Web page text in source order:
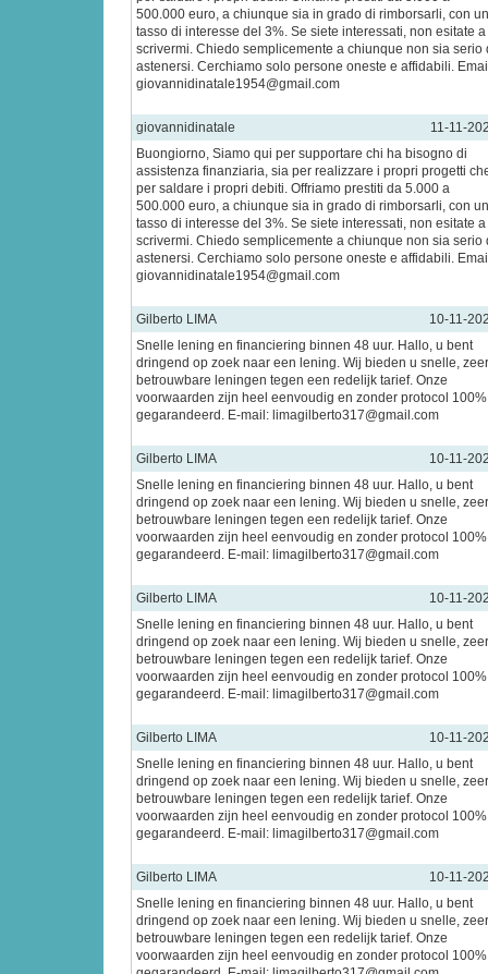
500.000 euro, a chiunque sia in grado di rimborsarli, con un
tasso di interesse del 3%. Se siete interessati, non esitate a
scrivermi. Chiedo semplicemente a chiunque non sia serio
astenersi. Cerchiamo solo persone oneste e affidabili.
giovannidinatale1954@gmail.com
giovannidinatale
11-11-
Buongiorno, Siamo qui per supportare chi ha bisogno di
assistenza finanziaria, sia per realizzare i propri progetti
per saldare i propri debiti. Offriamo prestiti da 5.000 a
500.000 euro, a chiunque sia in grado di rimborsarli, con un
tasso di interesse del 3%. Se siete interessati, non esitate a
scrivermi. Chiedo semplicemente a chiunque non sia serio
astenersi. Cerchiamo solo persone oneste e affidabili.
giovannidinatale1954@gmail.com
Gilberto LIMA
10-11-
Snelle lening en financiering binnen 48 uur. Hallo, u bent
dringend op zoek naar een lening. Wij bieden u snelle, zeer
betrouwbare leningen tegen een redelijk tarief. Onze
voorwaarden zijn heel eenvoudig en zonder protocol 100%
gegarandeerd. E-mail: limagilberto317@gmail.com
Gilberto LIMA
10-11-
Snelle lening en financiering binnen 48 uur. Hallo, u bent
dringend op zoek naar een lening. Wij bieden u snelle, zeer
betrouwbare leningen tegen een redelijk tarief. Onze
voorwaarden zijn heel eenvoudig en zonder protocol 100%
gegarandeerd. E-mail: limagilberto317@gmail.com
Gilberto LIMA
10-11-
Snelle lening en financiering binnen 48 uur. Hallo, u bent
dringend op zoek naar een lening. Wij bieden u snelle, zeer
betrouwbare leningen tegen een redelijk tarief. Onze
voorwaarden zijn heel eenvoudig en zonder protocol 100%
gegarandeerd. E-mail: limagilberto317@gmail.com
Gilberto LIMA
10-11-
Snelle lening en financiering binnen 48 uur. Hallo, u bent
dringend op zoek naar een lening. Wij bieden u snelle, zeer
betrouwbare leningen tegen een redelijk tarief. Onze
voorwaarden zijn heel eenvoudig en zonder protocol 100%
gegarandeerd. E-mail: limagilberto317@gmail.com
Gilberto LIMA
10-11-
Snelle lening en financiering binnen 48 uur. Hallo, u bent
dringend op zoek naar een lening. Wij bieden u snelle, zeer
betrouwbare leningen tegen een redelijk tarief. Onze
voorwaarden zijn heel eenvoudig en zonder protocol 100%